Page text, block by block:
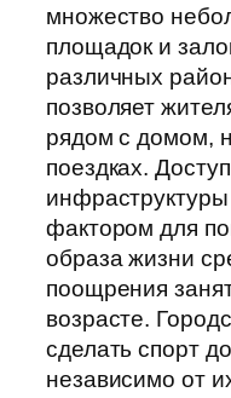
множество
площадок и
различных
позволяет
рядом с домом,
поездках.
фактором для
образа жизни
поощрения
возрасте.
сделать спорт
независимо от